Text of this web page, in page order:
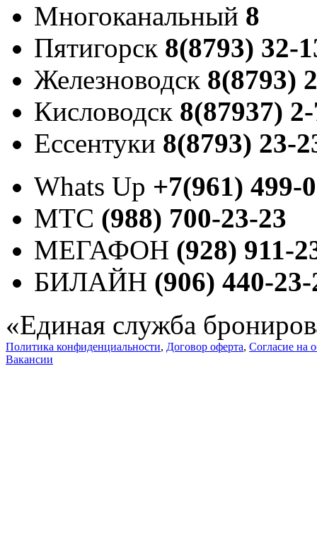
Многоканальный 8
Пятигорск 8(8793) 32-
Железноводск 8(8793)
Кисловодск 8(87937)
Ессентуки 8(8793) 23-
Whats Up +7(961) 499-
МТС (988) 700-23-23
МЕГАФОН (928) 911-
БИЛАЙН (906) 440-
«Единая служба
Политика конфиденциальности, Договор оферта, Согласие на
Вакансии